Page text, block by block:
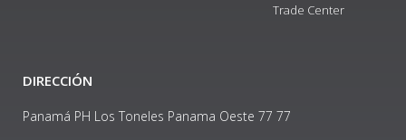
Trade Center
DIRECCIÓN
Panamá PH Los Toneles Panama Oeste 77 77